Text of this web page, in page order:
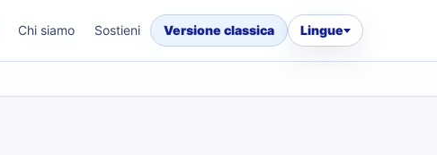
Chi siamo Sostieni Versione classica Lingue